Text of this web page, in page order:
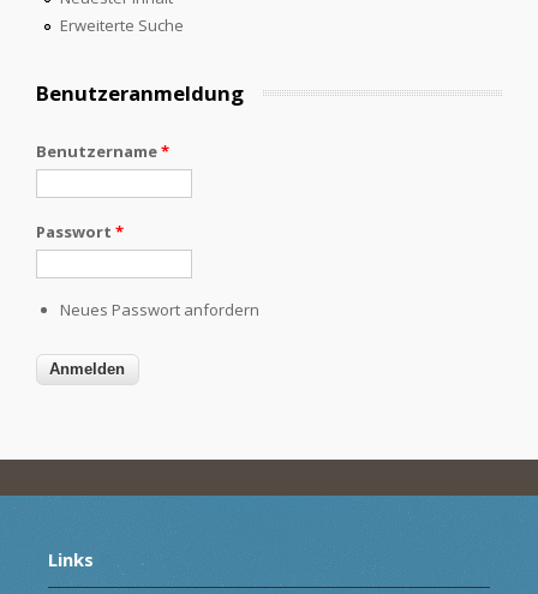
Erweiterte Suche
Benutzeranmeldung
Benutzername*
Passwort *
Neues Passwort anfordern
Links